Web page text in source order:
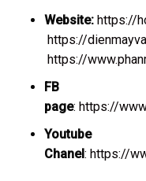
Website: https://
https://
https://
FB
page: https://
Youtube
Chanel: https://